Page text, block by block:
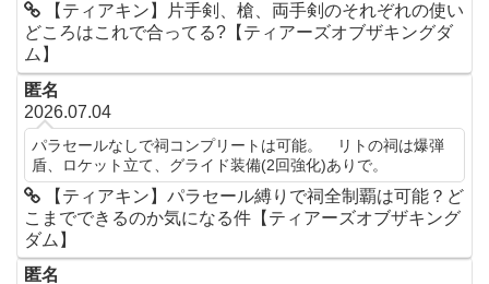
【ティアキン】片手剣、槍、両手剣のそれぞれの使い
どころはこれで合ってる?【ティアーズオブザキングダ
ム】
匿名
2026.07.04
パラセールなしで祠コンプリートは可能。 リトの祠は爆弾
盾、ロケット立て、グライド装備(2回強化)ありで。
【ティアキン】パラセール縛りで祠全制覇は可能？ど
こまでできるのか気になる件【ティアーズオブザキング
ダム】
匿名